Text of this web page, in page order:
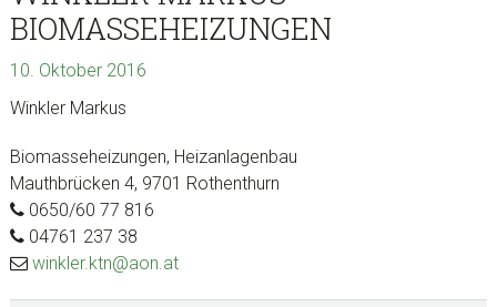
BIOMASSEHEIZUNGEN
10. Oktober 2016
Winkler Markus
Biomasseheizungen, Heizanlagenbau
Mauthbrücken 4, 9701 Rothenthurn
0650/60 77 816
04761 237 38
winkler.ktn@aon.at